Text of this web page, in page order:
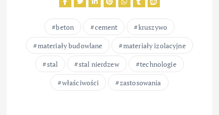
beton cement
kruszywo
materiały budowlane
materiały izolacyjne
stal
stal nierdzew
technologie
właściwości
zastosowania